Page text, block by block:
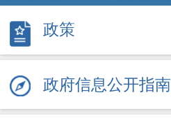
政策
政府信息公开指南